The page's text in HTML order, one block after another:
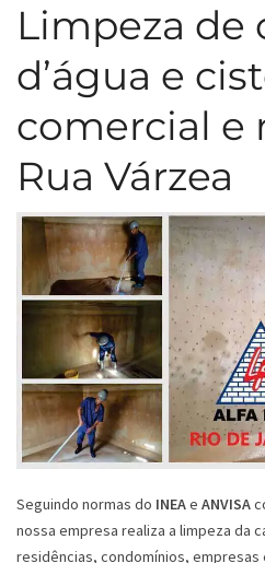
Limpeza de
d’água e
comercial e
Rua Várzea
Seguindo normas do INEAe ANVISA
nossa empresa realiza a limpeza da
residências, condomínios,